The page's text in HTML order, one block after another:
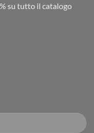
su tutto il catalogo